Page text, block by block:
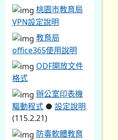
桃園市教育局
VPN設定說明
教育局
office365使用說明
ODF開放文件
格式
辦公室印表機
驅動程式● 設定說明
(115.2.21)
防毒軟體教育